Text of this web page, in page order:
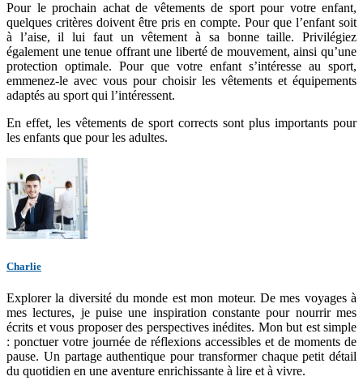
Pour le prochain achat de vêtements de sport pour votre enfant,
quelques critères doivent être pris en compte. Pour que l’enfant soit
à l’aise, il lui faut un vêtement à sa bonne taille. Privilégiez
également une tenue offrant une liberté de mouvement, ainsi qu’une
protection optimale. Pour que votre enfant s’intéresse au sport,
emmenez-le avec vous pour choisir les vêtements et équipements
adaptés au sport qui l’intéressent.
En effet, les vêtements de sport corrects sont plus importants pour
les enfants que pour les adultes.
Charlie
Explorer la diversité du monde est mon moteur. De mes voyages à
mes lectures, je puise une inspiration constante pour nourrir mes
écrits et vous proposer des perspectives inédites. Mon but est simple
: ponctuer votre journée de réflexions accessibles et de moments de
pause. Un partage authentique pour transformer chaque petit détail
du quotidien en une aventure enrichissante à lire et à vivre.